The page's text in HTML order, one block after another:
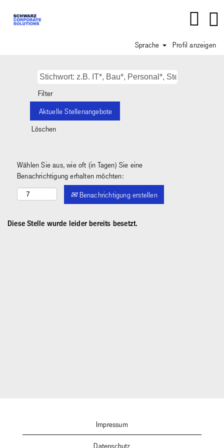
Sprache Profil anzeigen
Filter
Löschen
Wählen Sie aus, wie oft (in Tagen) Sie eine
Benachrichtigung erhalten möchten:
Benachrichtigung erstellen
Diese Stelle wurde leider bereits besetzt.
Impressum
Datenschutz